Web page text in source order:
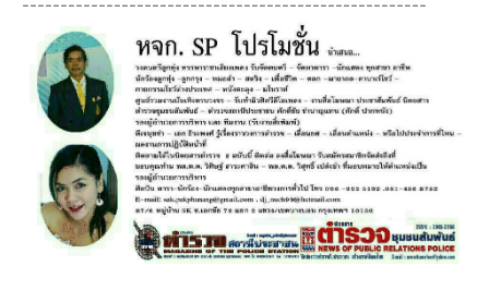
-----------------------------------------------------